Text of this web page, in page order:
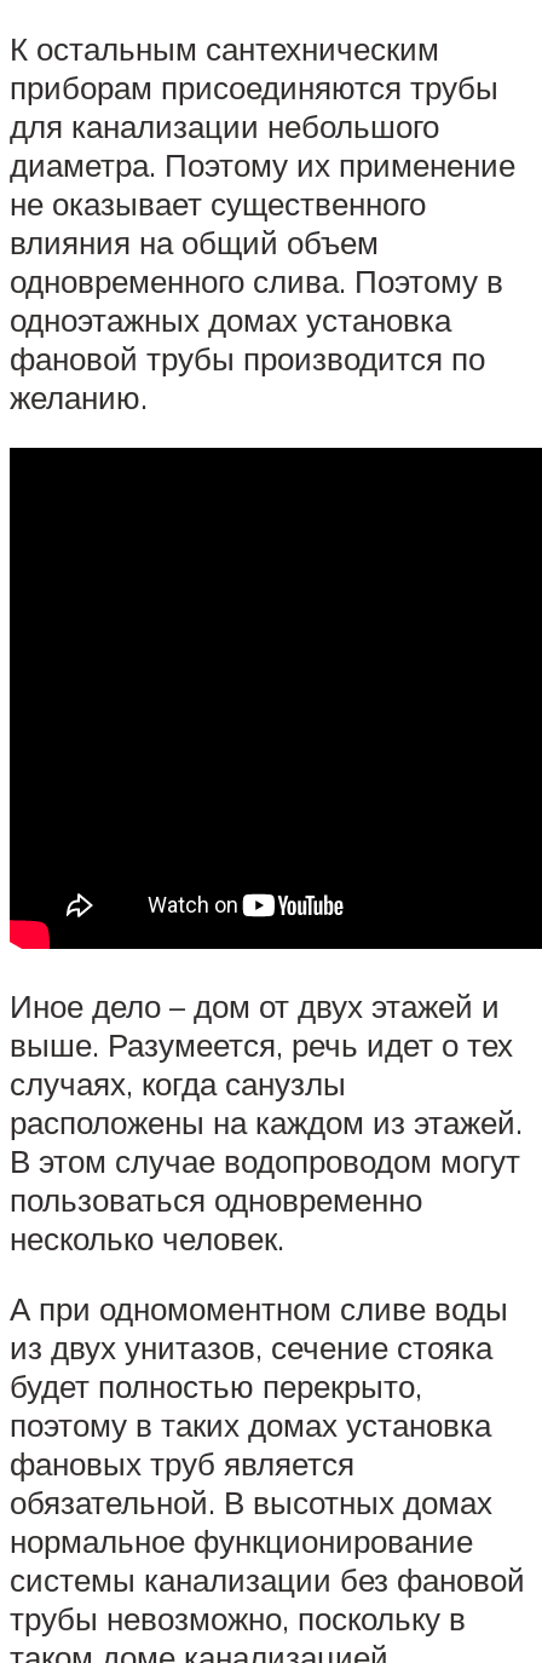
К остальным сантехническим
приборам присоединяются трубы
для канализации небольшого
диаметра. Поэтому их применение
не оказывает существенного
влияния на общий объем
одновременного слива. Поэтому в
одноэтажных домах установка
фановой трубы производится по
желанию.
Иное дело – дом от двух этажей и
выше. Разумеется, речь идет о тех
случаях, когда санузлы
расположены на каждом из этажей.
В этом случае водопроводом могут
пользоваться одновременно
несколько человек.
А при одномоментном сливе воды
из двух унитазов, сечение стояка
будет полностью перекрыто,
поэтому в таких домах установка
фановых труб является
обязательной. В высотных домах
нормальное функционирование
системы канализации без фановой
трубы невозможно, поскольку в